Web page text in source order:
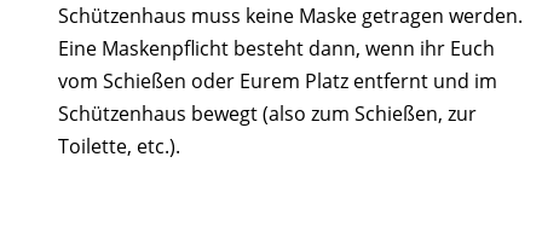
Schützenhaus muss keine Maske getragen werden.
Eine Maskenpflicht besteht dann, wenn ihr Euch
vom Schießen oder Eurem Platz entfernt und im
Schützenhaus bewegt (also zum Schießen, zur
Toilette, etc.).